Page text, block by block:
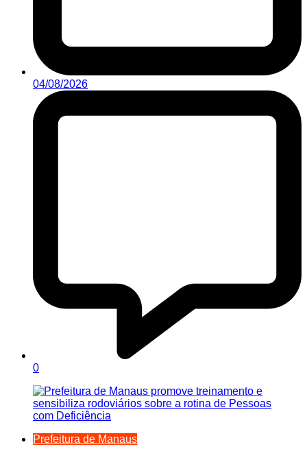
04/08/2026
0
Prefeitura de Manaus